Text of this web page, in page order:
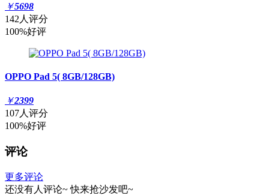
￥5698
142人评分
100%好评
OPPO Pad 5( 8GB/128GB)
￥2399
107人评分
100%好评
评论
更多评论
还没有人评论~ 快来抢沙发吧~